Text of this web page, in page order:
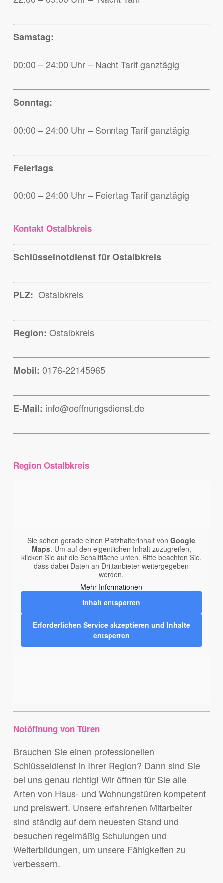
Samstag:
00:00 – 24:00 Uhr – Nacht Tarif ganztägig
Sonntag:
00:00 – 24:00 Uhr – Sonntag Tarif ganztägig
Feiertags
00:00 – 24:00 Uhr – Feiertag Tarif ganztägig
Kontakt Ostalbkreis
Schlüsselnotdienst für Ostalbkreis
PLZ: Ostalbkreis
Region: Ostalbkreis
Mobil: 0176-22145965
E-Mail: info@oeffnungsdienst.de
Region Ostalbkreis
Sie sehen gerade einen Platzhalterinhalt vonGoogle
Maps. Um auf den eigentlichen Inhalt zuzugreifen,
klicken Sie auf die Schaltfläche unten. Bitte beachten Sie,
dass dabei Daten an Drittanbieter weitergegeben
werden.
Mehr Informationen
Inhalt entsperren
Erforderlichen Service akzeptieren und Inhalte
entsperren
Notöffnung von Türen
Brauchen Sie einen professionellen
Schlüsseldienst in Ihrer Region? Dann sind Sie
bei uns genau richtig! Wir öffnen für Sie alle
Arten von Haus- und Wohnungstüren kompetent
und preiswert. Unsere erfahrenen Mitarbeiter
sind ständig auf dem neuesten Stand und
besuchen regelmäßig Schulungen und
Weiterbildungen, um unsere Fähigkeiten zu
verbessern.